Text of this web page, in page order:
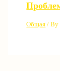
Общая / By